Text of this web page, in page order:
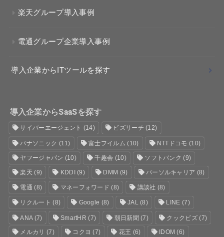
楽天グループ導入事例
電通グループ企業導入事例
導入企業からITツールを探す
導入企業からSaaSを探す
サイバーエージェント (14) ビズリーチ (12)
パナソニック (11) 富士フイルム (10) NTTドコモ (10)
ヤフージャパン (10) 千趣会 (10) ソフトバンク (9)
楽天 (9) KDDI (9) DMM (9) パーソルキャリア (8)
電通 (8) マネーフォワード (8) 講談社 (8)
リクルート (8) Google (8) JAL(8) LINE (7)
ANA(7) SmartHR (7) 朝日新聞(7) クックビズ(7)
メルカリ (7) コクヨ (7) 花王 (6) IDOM (6)